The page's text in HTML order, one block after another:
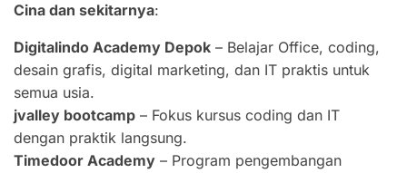
Cina dan sekitarnya:
Digitalindo Academy Depok – Belajar Office, coding,
desain grafis, digital marketing, dan IT praktis untuk
semua usia.
jvalley bootcamp – Fokus kursus coding dan IT
dengan praktik langsung.
Timedoor Academy – Program pengembangan